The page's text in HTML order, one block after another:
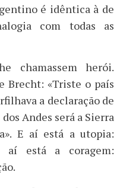
é idêntica à de
com todas as
chamassem herói.
Brecht: «Triste o país
a declaração de
Andes será a Sierra
E aí está a utopia:
aí está a coragem: